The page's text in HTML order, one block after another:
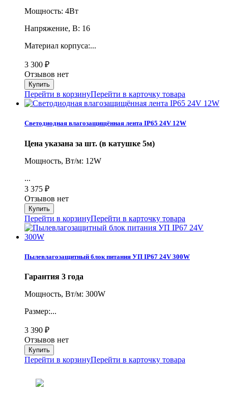
Мощность: 4Вт
Напряжение, В: 16
Материал корпуса:...
3 300 ₽
Отзывов нет
Перейти в корзинуПерейти в карточку товара
Светодиодная влагозащищённая лента IP65 24V 12W
Цена указана за шт. (в катушке 5м)
Мощность, Вт/м: 12W
...
3 375 ₽
Отзывов нет
Перейти в корзинуПерейти в карточку товара
Пылевлагозащитный блок питания УП IP67 24V 300W
Гарантия 3 года
Мощность, Вт/м: 300W
Размер:...
3 390 ₽
Отзывов нет
Перейти в корзинуПерейти в карточку товара